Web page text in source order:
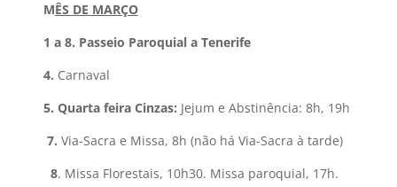
MÊS DE MARÇO
1 a 8. Passeio Paroquial a Tenerife
4. Carnaval
5. Quarta feira Cinzas: Jejum e Abstinência: 8h, 19h
7. Via-Sacra e Missa, 8h (não há Via-Sacra à tarde)
8. Missa Florestais, 10h30. Missa paroquial, 17h.